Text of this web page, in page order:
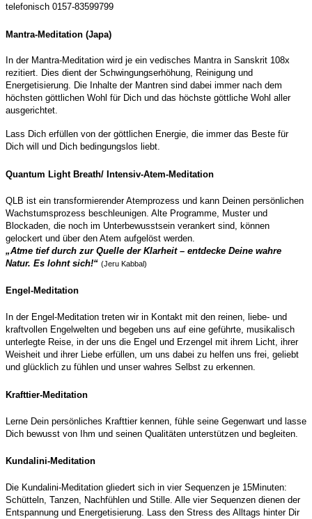
telefonisch 0157-83599799
Mantra-Meditation (Japa)
In der Mantra-Meditation wird je ein vedisches Mantra in Sanskrit 108x
rezitiert. Dies dient der Schwingungserhöhung, Reinigung und
Energetisierung. Die Inhalte der Mantren sind dabei immer nach dem
höchsten göttlichen Wohl für Dich und das höchste göttliche Wohl aller
ausgerichtet.
Lass Dich erfüllen von der göttlichen Energie, die immer das Beste für
Dich will und Dich bedingungslos liebt.
Quantum Light Breath/ Intensiv-Atem-Meditation
QLB ist ein transformierender Atemprozess und kann Deinen persönlichen
Wachstumsprozess beschleunigen. Alte Programme, Muster und
Blockaden, die noch im Unterbewusstsein verankert sind, können
gelockert und über den Atem aufgelöst werden.
„Atme tief durch zur Quelle der Klarheit – entdecke Deine wahre
Natur. Es lohnt sich!“ (Jeru Kabbal)
Engel-Meditation
In der Engel-Meditation treten wir in Kontakt mit den reinen, liebe- und
kraftvollen Engelwelten und begeben uns auf eine geführte, musikalisch
unterlegte Reise, in der uns die Engel und Erzengel mit ihrem Licht, ihrer
Weisheit und ihrer Liebe erfüllen, um uns dabei zu helfen uns frei, geliebt
und glücklich zu fühlen und unser wahres Selbst zu erkennen.
Krafttier-Meditation
Lerne Dein persönliches Krafttier kennen, fühle seine Gegenwart und lasse
Dich bewusst von Ihm und seinen Qualitäten unterstützen und begleiten.
Kundalini-Meditation
Die Kundalini-Meditation gliedert sich in vier Sequenzen je 15Minuten:
Schütteln, Tanzen, Nachfühlen und Stille. Alle vier Sequenzen dienen der
Entspannung und Energetisierung. Lass den Stress des Alltags hinter Dir